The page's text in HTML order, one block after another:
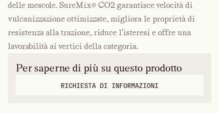
delle mescole. SureMix® CO2 garantisce velocità di
vulcanizzazione ottimizzate, migliora le proprietà di
resistenza alla trazione, riduce l'isteresi e offre una
lavorabilità ai vertici della categoria.
Per saperne di più su questo prodotto
RICHIESTA DI INFORMAZIONI